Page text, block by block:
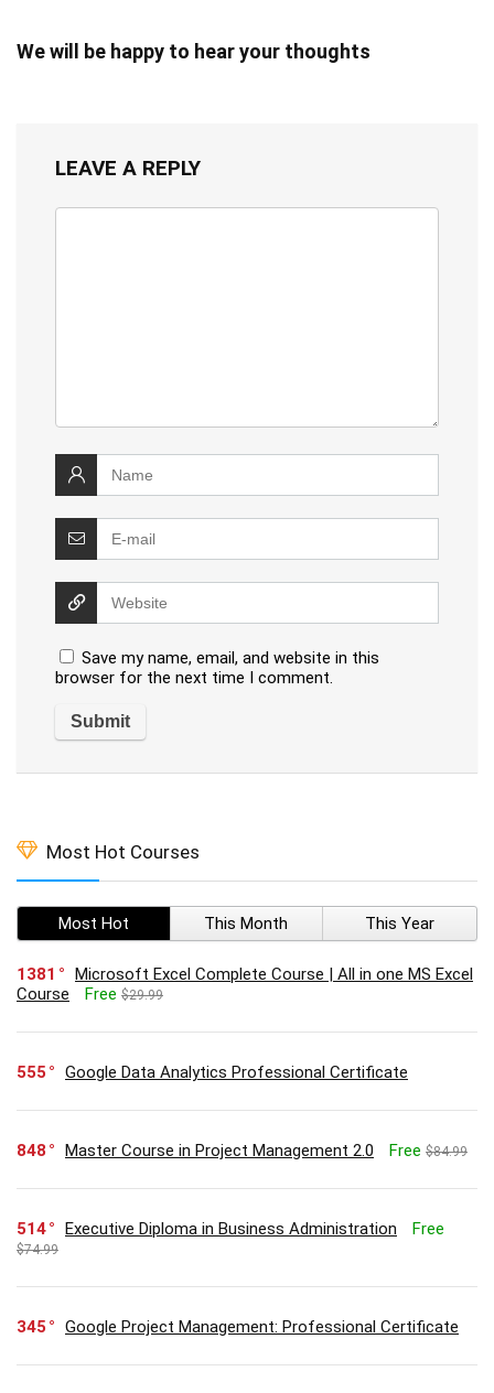
We will be happy to hear your thoughts
LEAVE A REPLY
Save my name, email, and website in this
browser for the next time I comment.
Most Hot Courses
Most Hot This Month This Year
1381
Microsoft Excel Complete Course | All in one MS Excel
Course
Free $29.99
555 Google Data Analytics Professional Certificate
848 Master Course in Project Management 2.0 Free $84.99
514 Executive Diploma in Business Administration Free
$74.99
345 Google Project Management: Professional Certificate